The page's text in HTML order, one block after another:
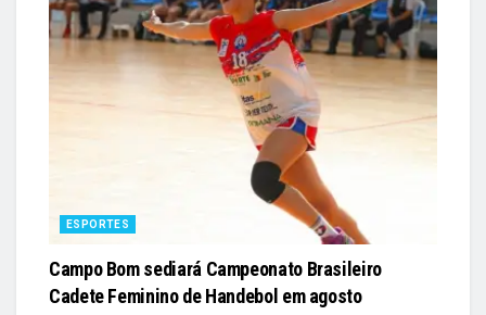
ESPORTES
Campo Bom sediará Campeonato Brasileiro
Cadete Feminino de Handebol em agosto